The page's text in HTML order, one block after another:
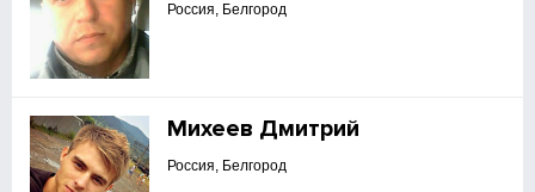
Россия, Белгород
Михеев Дмитрий
Россия, Белгород